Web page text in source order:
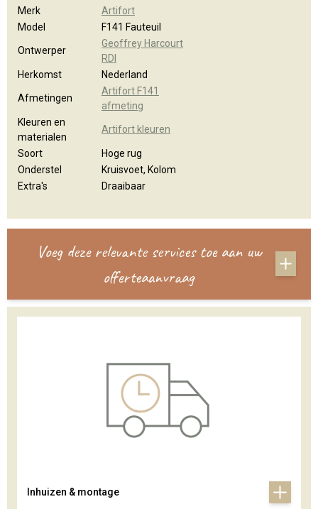
Merk
Artifort
Model
F141 Fauteuil
Ontwerper
Geoffrey Harcourt
RDI
Herkomst
Nederland
Afmetingen
Artifort F141
afmeting
Kleuren en
materialen
Artifort kleuren
Soort
Hoge rug
Onderstel
Kruisvoet, Kolom
Extra's
Draaibaar
Voeg deze relevante services toe aan uw
offerteaanvraag
Inhuizen & montage